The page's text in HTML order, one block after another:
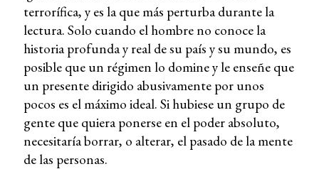
terrorífica, y es la que más perturba durante la
lectura. Solo cuando el hombre no conoce la
historia profunda y real de su país y su mundo, es
posible que un régimen lo domine y le enseñe que
un presente dirigido abusivamente por unos
pocos es el máximo ideal. Si hubiese un grupo de
gente que quiera ponerse en el poder absoluto,
necesitaría borrar, o alterar, el pasado de la mente
de las personas.